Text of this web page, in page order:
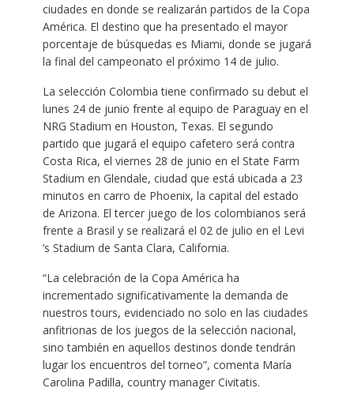
ciudades en donde se realizarán partidos de la Copa
América. El destino que ha presentado el mayor
porcentaje de búsquedas es Miami, donde se jugará
la final del campeonato el próximo 14 de julio.
La selección Colombia tiene confirmado su debut el
lunes 24 de junio frente al equipo de Paraguay en el
NRG Stadium en Houston, Texas. El segundo
partido que jugará el equipo cafetero será contra
Costa Rica, el viernes 28 de junio en el State Farm
Stadium en Glendale, ciudad que está ubicada a 23
minutos en carro de Phoenix, la capital del estado
de Arizona. El tercer juego de los colombianos será
frente a Brasil y se realizará el 02 de julio en el Levi
‘s Stadium de Santa Clara, California.
“La celebración de la Copa América ha
incrementado significativamente la demanda de
nuestros tours, evidenciado no solo en las ciudades
anfitrionas de los juegos de la selección nacional,
sino también en aquellos destinos donde tendrán
lugar los encuentros del torneo”, comenta María
Carolina Padilla, country manager Civitatis.